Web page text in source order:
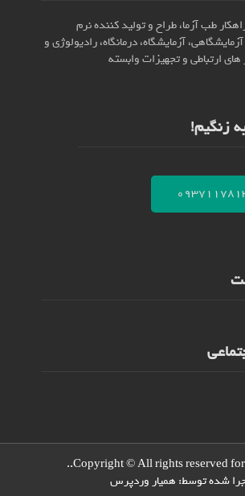
طب آزما، طراح و تولید کننده نرم
آزمایشگاه، درمانگاه، رادیولوژی و
ارتباطی و تجهیزات وابسته
زنگیم!
Copyright © All rights reserved for
شده توسط: همیار وردپرس